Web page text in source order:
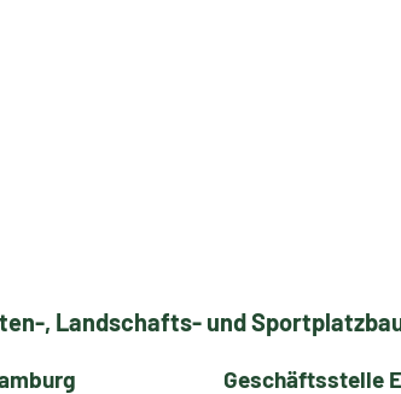
, Landschafts- und
Geschäftsstelle